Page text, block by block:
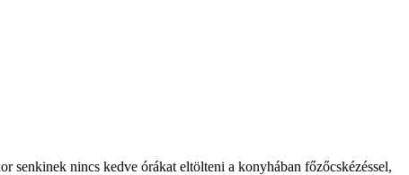
senkinek nincs kedve órákat eltölteni a konyhában főzőcskézéssel,